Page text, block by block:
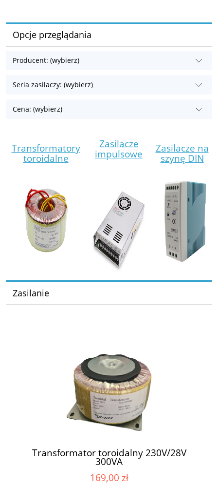
Opcje przeglądania
Producent: (wybierz)
Seria zasilaczy: (wybierz)
Cena: (wybierz)
Transformatory
toroidalne
Zasilacze
impulsowe
Zasilacze na
szynę DIN
Zasilanie
Transformator toroidalny 230V/28V
300VA
169,00 zł